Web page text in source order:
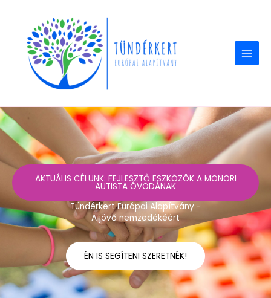
content
AKTUÁLIS CÉLUNK: FEJLESZTŐ ESZKÖZÖK A MONORI
AUTISTA ÓVODÁNAK
Tündérkert Európai Alapítvány -
A jövő nemzedékéért
ÉN IS SEGÍTENI SZERETNÉK!